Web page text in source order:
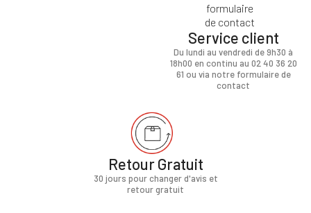
Service client
Du lundi au vendredi de 9h30 à
18h00 en continu au 02 40 36 20
61 ou via notre formulaire de
contact
Retour Gratuit
30 jours pour changer d'avis et
retour gratuit